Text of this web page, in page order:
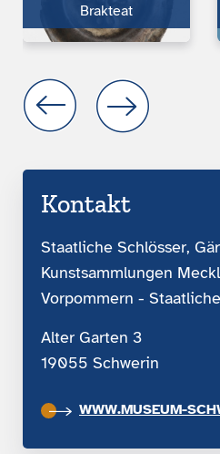
Brakteat
Kontakt
Staatliche Schlösser,
Kunstsammlungen
Vorpommern -
Alter Garten 3
19055 Schwerin
WWW.MUSEUM-